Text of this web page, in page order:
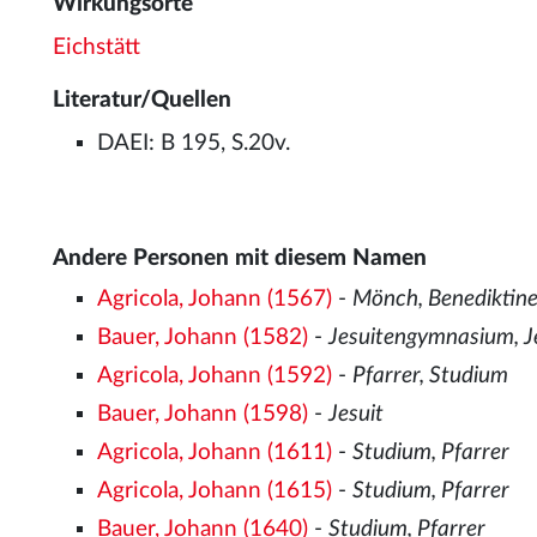
Eichstätt
Literatur/Quellen
DAEI: B 195, S.20v.
Andere Personen mit diesem Namen
Agricola, Johann (1567) - Mönch,
Bauer, Johann (1582) -Jesuitengymnasium,
Agricola, Johann (1592) - Pfarrer, Studium
Bauer, Johann (1598) -Jesuit
Agricola, Johann (1611) -Studium, Pfarrer
Agricola, Johann (1615) -Studium, Pfarrer
Bauer, Johann (1640) -Studium, Pfarrer